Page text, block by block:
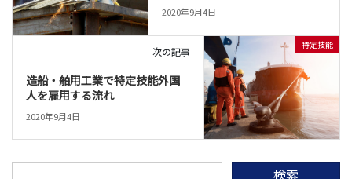
2020年9月4日
特定技能
次の記事
造船・舶用工業で特定技能外国
人を雇用する流れ
2020年9月4日